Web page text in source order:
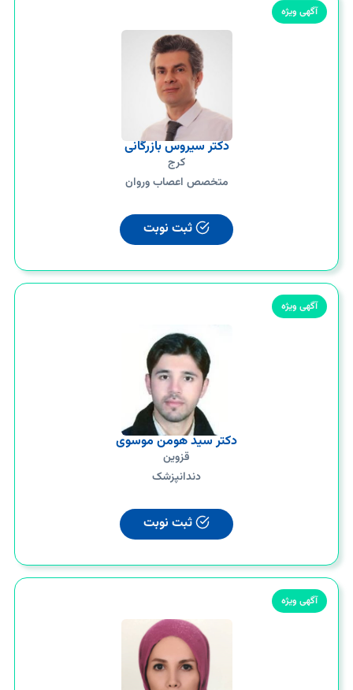
آگهی ویژه
دکتر سیروس بازرگانی
کرج
متخصص اعصاب وروان
ثبت نوبت
آگهی ویژه
دکتر سید هومن موسوی
قزوین
دندانپزشک
ثبت نوبت
آگهی ویژه